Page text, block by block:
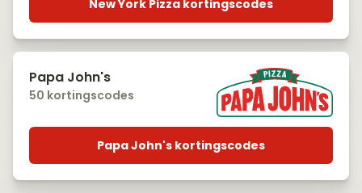
New York Pizza kortingscodes
Papa John's
50 kortingscodes
Papa John's kortingscodes